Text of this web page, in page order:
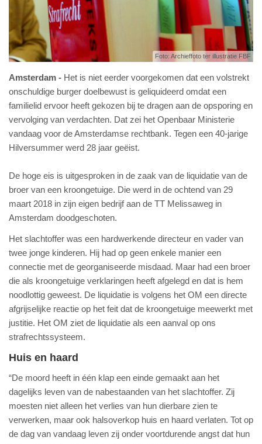
Foto: Archieffoto ter illustratie FBF
Amsterdam
Het is niet eerder voorgekomen dat een volstrekt
onschuldige burger doelbewust is geliquideerd omdat een
familielid ervoor heeft gekozen bij te dragen aan de opsporing en
vervolging van verdachten. Dat zei het Openbaar Ministerie
vandaag voor de Amsterdamse rechtbank. Tegen een 40-jarige
Hilversummer werd 28 jaar geëist.
De hoge eis is uitgesproken in de zaak van de liquidatie van de
broer van een kroongetuige. Die werd in de ochtend van 29
maart 2018 in zijn eigen bedrijf aan de TT Melissaweg in
Amsterdam doodgeschoten.
Het slachtoffer was een hardwerkende directeur en vader van
twee jonge kinderen. Hij had op geen enkele manier een
connectie met de georganiseerde misdaad. Maar had een broer
die als kroongetuige verklaringen heeft afgelegd en dat is hem
noodlottig geweest. De liquidatie is volgens het OM een directe
afgrijselijke reactie op het feit dat de kroongetuige meewerkt met
justitie. Het OM ziet de liquidatie als een aanval op ons
strafrechtssysteem.
Huis en haard
“De moord heeft in één klap een einde gemaakt aan het
dagelijks leven van de nabestaanden van het slachtoffer. Zij
moesten niet alleen het verlies van hun dierbare zien te
verwerken, maar ook halsoverkop huis en haard verlaten. Tot op
de dag van vandaag leven zij onder voortdurende angst dat hun